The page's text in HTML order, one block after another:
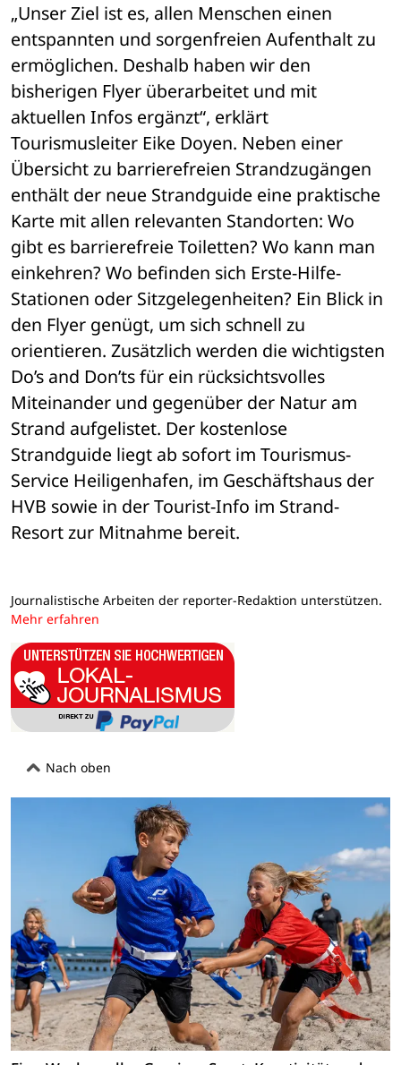
„Unser Ziel ist es, allen Menschen einen
entspannten und sorgenfreien Aufenthalt zu
ermöglichen. Deshalb haben wir den
bisherigen Flyer überarbeitet und mit
aktuellen Infos ergänzt“, erklärt
Tourismusleiter Eike Doyen. Neben einer
Übersicht zu barrierefreien Strandzugängen
enthält der neue Strandguide eine praktische
Karte mit allen relevanten Standorten: Wo
gibt es barrierefreie Toiletten? Wo kann man
einkehren? Wo befinden sich Erste-Hilfe-
Stationen oder Sitzgelegenheiten? Ein Blick in
den Flyer genügt, um sich schnell zu
orientieren. Zusätzlich werden die wichtigsten
Do’s and Don’ts für ein rücksichtsvolles
Miteinander und gegenüber der Natur am
Strand aufgelistet. Der kostenlose
Strandguide liegt ab sofort im Tourismus-
Service Heiligenhafen, im Geschäftshaus der
HVB sowie in der Tourist-Info im Strand-
Resort zur Mitnahme bereit.
Journalistische Arbeiten der reporter-Redaktion unterstützen.
Mehr erfahren
Nach oben